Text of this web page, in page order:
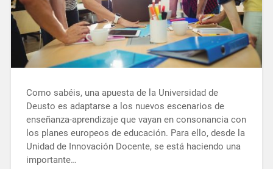
Como sabéis, una apuesta de la Universidad de
Deusto es adaptarse a los nuevos escenarios de
enseñanza-aprendizaje que vayan en consonancia con
los planes europeos de educación. Para ello, desde la
Unidad de Innovación Docente, se está haciendo una
importante…